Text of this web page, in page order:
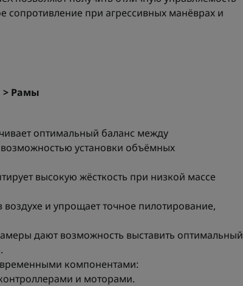
при агрессивных манёврах и
> Рамы
оптимальный баланс между
установки объёмных
высокую жёсткость при низкой массе
и упрощает точное пилотирование,
дают возможность выставить оптимальный
компонентами:
и моторами.